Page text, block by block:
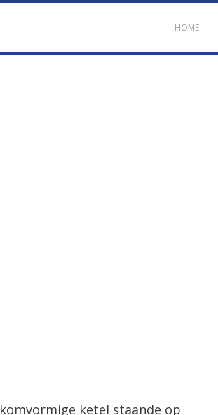
HOME
komvormige ketel staande op